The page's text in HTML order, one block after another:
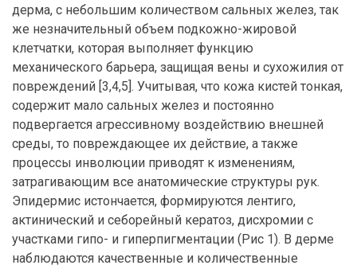
дерма, с небольшим количеством сальных желез, так
же незначительный объем подкожно-жировой
клетчатки, которая выполняет функцию
механического барьера, защищая вены и сухожилия от
повреждений [3,4,5]. Учитывая, что кожа кистей тонкая,
содержит мало сальных желез и постоянно
подвергается агрессивному воздействию внешней
среды, то повреждающее их действие, а также
процессы инволюции приводят к изменениям,
затрагивающим все анатомические структуры рук.
Эпидермис истончается, формируются лентиго,
актинический и себорейный кератоз, дисхромии с
участками гипо- и гиперпигментации (Рис 1). В дерме
наблюдаются качественные и количественные